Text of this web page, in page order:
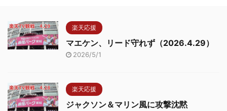
楽天応援
マエケン、リード守れず（2026.4.29）
2026/5/1
楽天応援
ジャクソン＆マリン風に攻撃沈黙